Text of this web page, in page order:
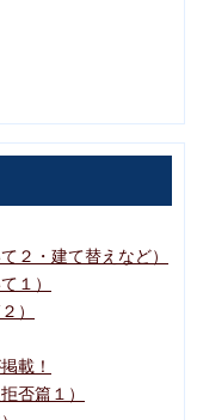
２・建て替えなど）
１）
）
載！
否篇１）